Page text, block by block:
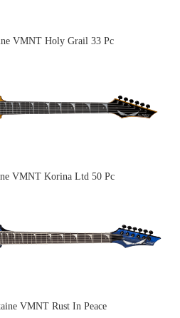
VMNT Holy Grail 33 Pc
VMNT Korina Ltd 50 Pc
VMNT Rust In Peace